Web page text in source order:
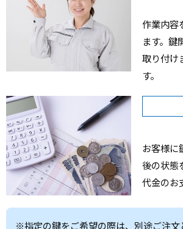
作業内容
ます。鍵
取り付け
す。
お客様に
後の状態
代金のお
※指定の鍵をご希望の際は、別途ご注文